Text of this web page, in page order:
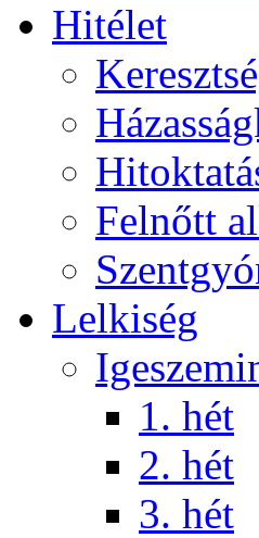
Hitélet
Felnőtt
Lelkiség
1. hét
2. hét
3. hét